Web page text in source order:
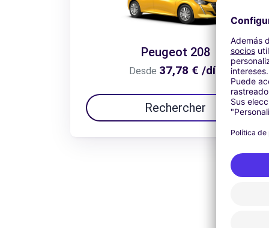
Peugeot 208
Desde 37,78 € /día
Rechercher